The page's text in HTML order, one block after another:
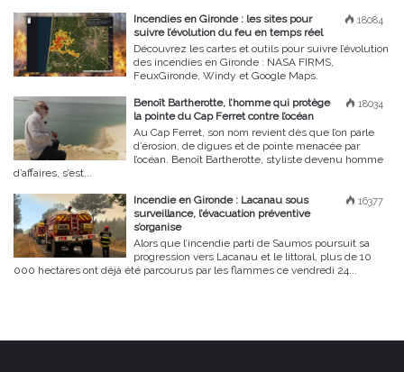
18084
Incendies en Gironde : les sites pour
suivre l’évolution du feu en temps réel
Découvrez les cartes et outils pour suivre l’évolution
des incendies en Gironde : NASA FIRMS,
FeuxGironde, Windy et Google Maps.
18034
Benoît Bartherotte, l’homme qui protège
la pointe du Cap Ferret contre l’océan
Au Cap Ferret, son nom revient dès que l’on parle
d’érosion, de digues et de pointe menacée par
l’océan. Benoît Bartherotte, styliste devenu homme
d’affaires, s’est...
16377
Incendie en Gironde : Lacanau sous
surveillance, l’évacuation préventive
s’organise
Alors que l’incendie parti de Saumos poursuit sa
progression vers Lacanau et le littoral, plus de 10
000 hectares ont déjà été parcourus par les flammes ce vendredi 24...